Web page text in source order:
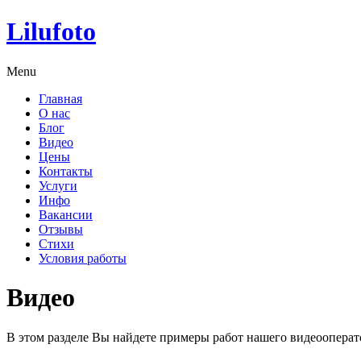
Lilufoto
Menu
Главная
О нас
Блог
Видео
Цены
Контакты
Услуги
Инфо
Вакансии
Отзывы
Стихи
Условия работы
Видео
В этом разделе Вы найдете примеры работ нашего